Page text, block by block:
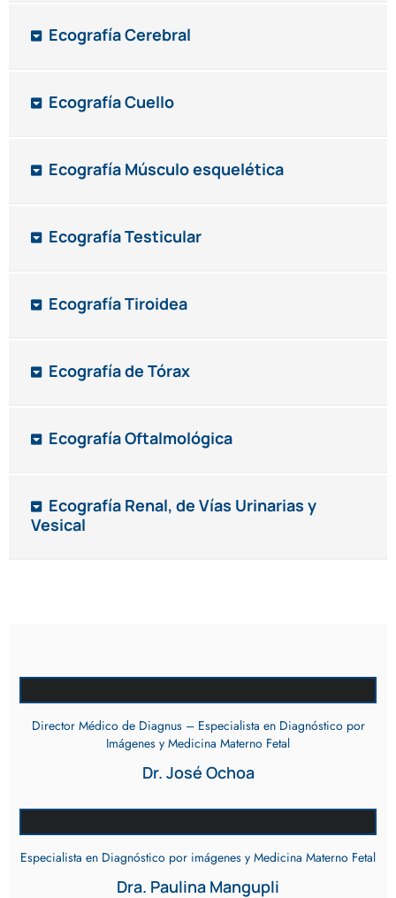
Ecografía Cerebral
Ecografía Cuello
Ecografía Músculo esquelética
Ecografía Testicular
Ecografía Tiroidea
Ecografía de Tórax
Ecografía Oftalmológica
Ecografía Renal, de Vías Urinarias y
Vesical
Director Médico de Diagnus – Especialista en Diagnóstico por
Imágenes y Medicina Materno Fetal
Dr. José Ochoa
Especialista en Diagnóstico por imágenes y Medicina Materno Fetal
Dra. Paulina Mangupli